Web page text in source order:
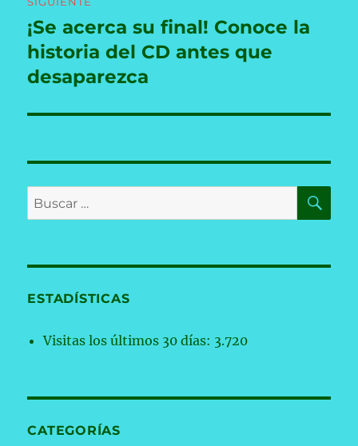
Entrada
siguiente:
¡Se acerca su final! Conoce la
historia del CD antes que
desaparezca
Buscar
por:
ESTADÍSTICAS
Visitas los últimos 30 días: 3.720
CATEGORÍAS